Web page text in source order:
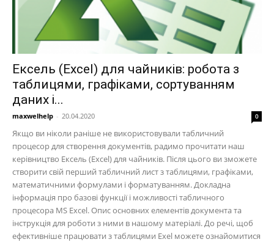
Ексель (Excel) для чайників: робота з
таблицями, графіками, сортуванням
даних і...
maxwelhelp - 20.04.2020 0
Якщо ви ніколи раніше не використовували табличний
процесор для створення документів, радимо прочитати наш
керівництво Ексель (Excel) для чайників. Після цього ви зможете
створити свій перший табличний лист з таблицями, графіками,
математичними формулами і форматуванням. Докладна
інформація про базові функції і можливості табличного
процесора MS Excel. Опис основних елементів документа та
інструкція для роботи з ними в нашому матеріалі. До речі, щоб
ефективніше працювати з таблицями Exel можете ознайомитися